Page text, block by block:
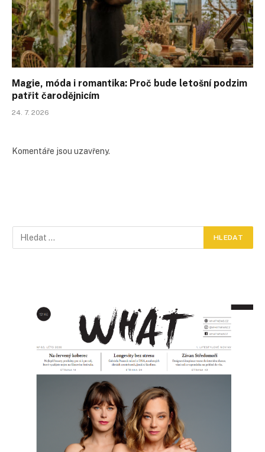
Magie, móda i romantika: Proč bude letošní podzim
patřit čarodějnicím
24. 7. 2026
Komentáře jsou uzavřeny.